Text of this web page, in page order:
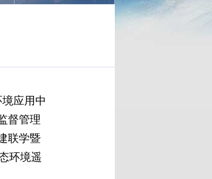
应用中
督管理
联学暨
环境遥